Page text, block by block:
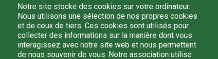
Prénom
Email
Notre site stocke des cookies sur votre ordinateur.
Nous utilisons une sélection de nos propres cookies
et de ceux de tiers. Ces cookies sont utilisés pour
collecter des informations sur la manière dont vous
interagissez avec notre site web et nous permettent
de nous souvenir de vous. Notre association utilise